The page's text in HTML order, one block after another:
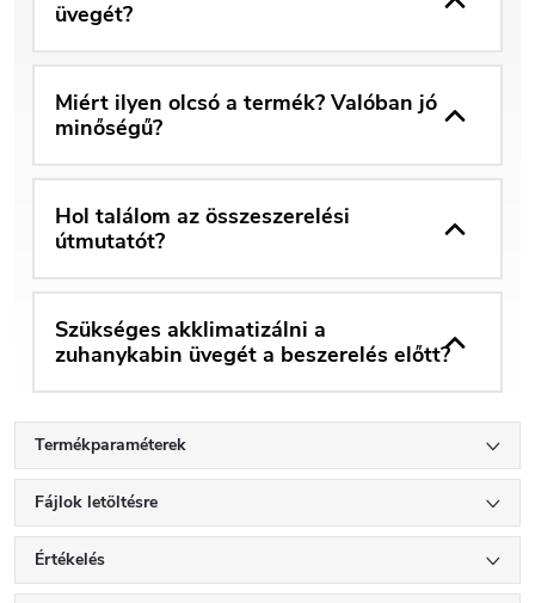
üvegét?
Miért ilyen olcsó a termék? Valóban jó
minőségű?
Hol találom az összeszerelési
útmutatót?
Szükséges akklimatizálni a
zuhanykabin üvegét a beszerelés előtt?
Termékparaméterek
Fájlok letöltésre
Értékelés